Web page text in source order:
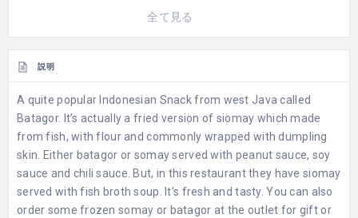
全て見る
説明
A quite popular Indonesian Snack from west Java called
Batagor. It’s actually a fried version of siomay which made
from fish, with flour and commonly wrapped with dumpling
skin. Either batagor or somay served with peanut sauce, soy
sauce and chili sauce. But, in this restaurant they have siomay
served with fish broth soup. It’s fresh and tasty. You can also
order some frozen somay or batagor at the outlet for gift or